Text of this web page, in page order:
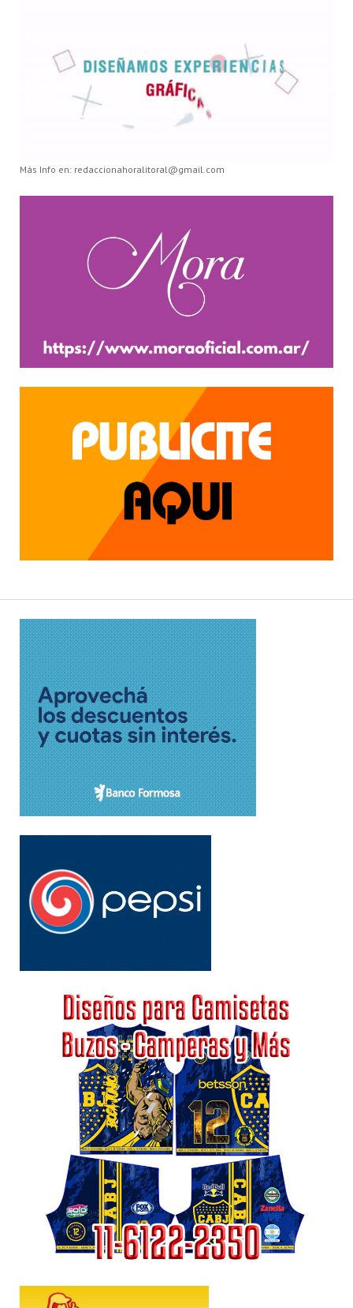
Más Info en: redaccionahoralitoral@gmail.com